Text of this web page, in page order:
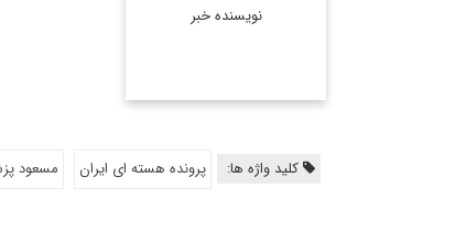
نویسنده خبر
کلید واژه ها: پرونده هسته ای ایران مسعود